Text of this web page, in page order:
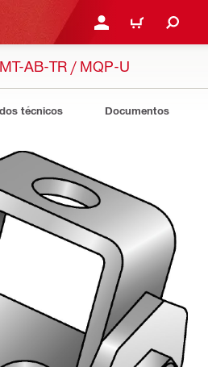
ENTRAR OU REGISTAR
CARRINHO
AB-TR / MQP-U
técnicos Documentos